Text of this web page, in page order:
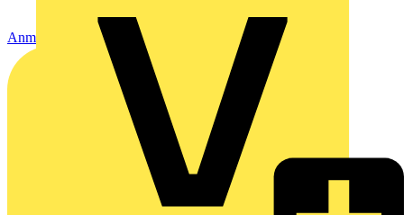
Anmelden Registrierung